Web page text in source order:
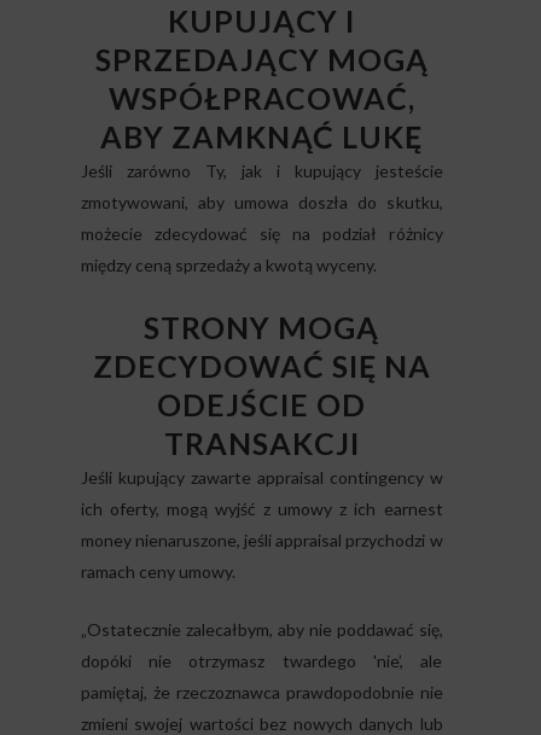
KUPUJĄCY I
SPRZEDAJĄCY MOGĄ
WSPÓŁPRACOWAĆ,
ABY ZAMKNĄĆ LUKĘ
Jeśli zarówno Ty, jak i kupujący jesteście
zmotywowani, aby umowa doszła do skutku,
możecie zdecydować się na podział różnicy
między ceną sprzedaży a kwotą wyceny.
STRONY MOGĄ
ZDECYDOWAĆ SIĘ NA
ODEJŚCIE OD
TRANSAKCJI
Jeśli kupujący zawarte appraisal contingency w
ich oferty, mogą wyjść z umowy z ich earnest
money nienaruszone, jeśli appraisal przychodzi w
ramach ceny umowy.
„Ostatecznie zalecałbym, aby nie poddawać się,
dopóki nie otrzymasz twardego 'nie’, ale
pamiętaj, że rzeczoznawca prawdopodobnie nie
zmieni swojej wartości bez nowych danych lub